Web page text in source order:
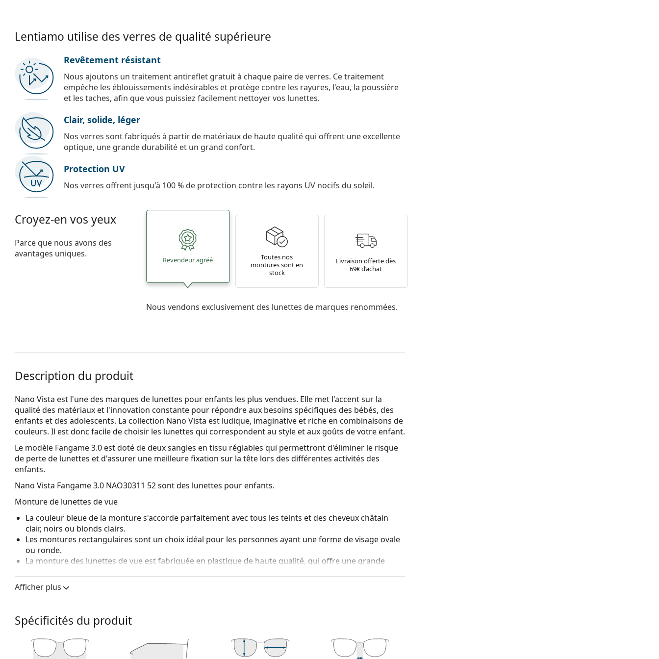
Lentiamo utilise des verres de qualité supérieure
Revêtement résistant
Nous ajoutons un traitement antireflet gratuit à chaque paire de verres. Ce traitement
empêche les éblouissements indésirables et protège contre les rayures, l'eau, la poussière
et les taches, afin que vous puissiez facilement nettoyer vos lunettes.
Clair, solide, léger
Nos verres sont fabriqués à partir de matériaux de haute qualité qui offrent une excellente
optique, une grande durabilité et un grand confort.
Protection UV
Nos verres offrent jusqu'à 100 % de protection contre les rayons UV nocifs du soleil.
Croyez-en vos yeux
Parce que nous avons des
avantages uniques.
Revendeur agréé
Toutes nos
montures sont en
stock
Livraison offerte dès
69€ d’achat
Nous vendons exclusivement des lunettes de marques renommées.
Description du produit
Nano Vista est l'une des marques de lunettes pour enfants les plus vendues. Elle met l'accent sur la
qualité des matériaux et l'innovation constante pour répondre aux besoins spécifiques des bébés, des
enfants et des adolescents. La collection Nano Vista est ludique, imaginative et riche en combinaisons de
couleurs. Il est donc facile de choisir les lunettes qui correspondent au style et aux goûts de votre enfant.
Le modèle Fangame 3.0 est doté de deux sangles en tissu réglables qui permettront d'éliminer le risque
de perte de lunettes et d'assurer une meilleure fixation sur la tête lors des différentes activités des
enfants.
Nano Vista Fangame 3.0 NAO30311 52sont des lunettes pour enfants.
Monture de lunettes de vue
La couleur bleue de la monture s'accorde parfaitement avec tous les teints et des cheveux châtain
clair, noirs ou blonds clairs.
Les montures rectangulaires sont un choix idéal pour les personnes ayant une forme de visage ovale
ou ronde.
La monture des lunettes de vue est fabriquée en plastique de haute qualité, qui offre une grande
Les lunettes de vue à monture intégrale sont les types de montures les plus courants, qui se
composent d'une monture avant et d'une paire de branches. Elles rehausseront et compléteront
fait qu'elles enferment entièrement le verre, et surtout leur protection contre les dommages. Ce type
de monture convient à tous les verres, y compris les verres de plus grande puissance optique.
Les charnières à ressort permettent aux branches de bouger à plus de 90°, ce qui augmente le
confort de port. Les montures sont plus résistantes aux dommages et conservent plus longtemps la
Afficher plus
Spécificités du produit